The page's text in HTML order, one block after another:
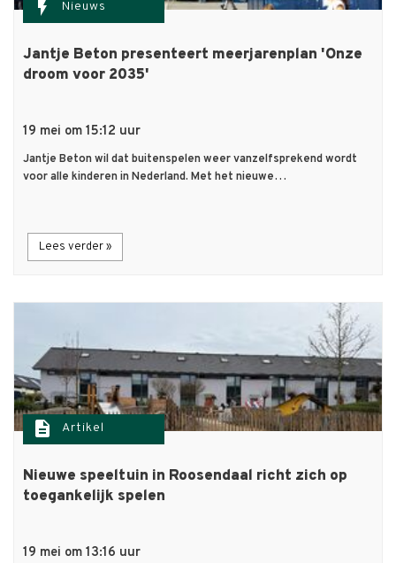
flash_on Nieuws
Jantje Beton presenteert meerjarenplan 'Onze
droom voor 2035'
19 mei om 15:12 uur
Jantje Beton wil dat buitenspelen weer vanzelfsprekend wordt
voor alle kinderen in Nederland. Met het nieuwe…
Lees verder »
description Artikel
Nieuwe speeltuin in Roosendaal richt zich op
toegankelijk spelen
19 mei om 13:16 uur